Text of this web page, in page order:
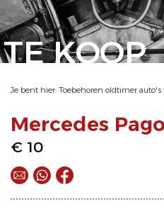
TE KOOP
Je bent hier: Toebehoren oldtimer auto's
Mercedes
€ 10